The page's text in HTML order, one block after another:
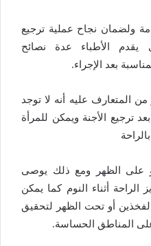
ولضمان نجاح عملية ترجيع
يقدم الأطباء عدة نصائح
بعد الإجراء.
المتعارف عليه أنه لا توجد
ترجيع الأجنة ويمكن للمرأة
على الظهر ومع ذلك يوصى
الراحة أثناء النوم كما يمكن
أو تحت الظهر لتحقيق
المناطق الحساسة.